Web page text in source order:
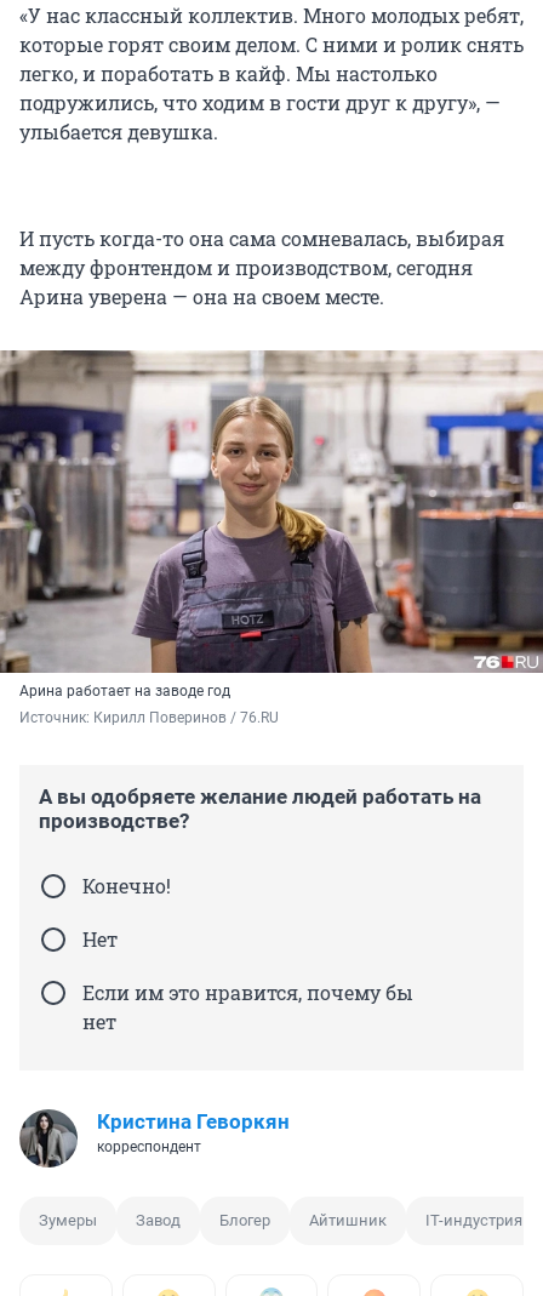
«У нас классный коллектив. Много молодых ребят,
которые горят своим делом. С ними и ролик снять
легко, и поработать в кайф. Мы настолько
подружились, что ходим в гости друг к другу», —
улыбается девушка.
И пусть когда-то она сама сомневалась, выбирая
между фронтендом и производством, сегодня
Арина уверена — она на своем месте.
Арина работает на заводе год
Источник: Кирилл Поверинов / 76.RU
А вы одобряете желание людей работать на
производстве?
Конечно!
Нет
Если им это нравится, почему бы
нет
Кристина Геворкян
корреспондент
Зумеры Завод Блогер Айтишник IT-индустрия